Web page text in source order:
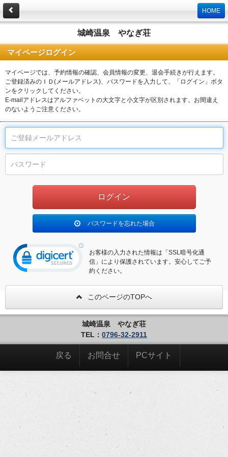
HOME
城崎温泉 やなぎ荘
マイページログイン
マイページでは、予約情報の確認、会員情報の変更、退会手続きが行えます。
ご登録済みのＩＤ(メールアドレス)、パスワードを入力して、「ログイン」ボタ
ンをクリックしてください。
E-mailアドレスはアルファベットの大文字と小文字が区別されます。お間違え
のないようご注意ください。
パスワードを忘れた場合
お客様の入力された情報は「SSL暗号化通
信」により保護されています。安心してご予
約ください。
このページのTOPへ
城崎温泉 やなぎ荘
TEL： 0796-32-2911
戻る お問合せ PCサイト